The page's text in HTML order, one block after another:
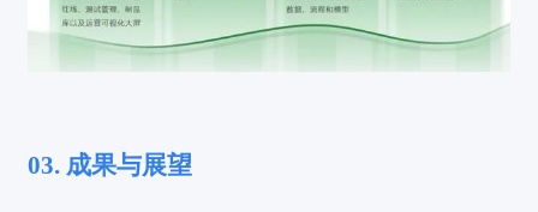
03. 成果与展望